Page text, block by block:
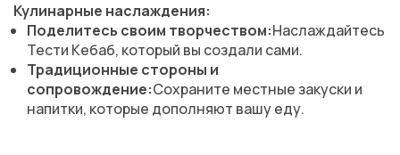
Кулинарные наслаждения:
Поделитесь своим творчеством:Наслаждайтесь
Тести Кебаб, который вы создали сами.
Традиционные стороны и
сопровождение:Сохраните местные закуски и
напитки, которые дополняют вашу еду.